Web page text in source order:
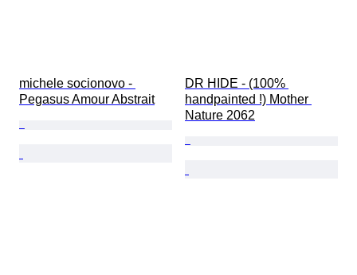
michele socionovo -
Pegasus Amour Abstrait
DR HIDE - (100%
handpainted !) Mother
Nature 2062